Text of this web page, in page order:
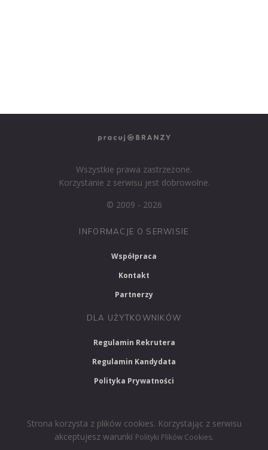
Wszystkie prawa zastrzeżone.
Korzystanie z serwisu jest dobrowolne.
© 2009 - 2026
INFORMACJE O SERWISIE
Współpraca
Kontakt
Partnerzy
DLA UŻYTKOWNIKÓW
Regulamin Rekrutera
Regulamin Kandydata
Polityka Prywatności
Strona korzysta z plików cookies. Korzystając z serwisu
akceptujesz warunki Polityki Plików Cookies.